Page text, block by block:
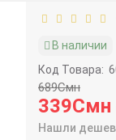
В наличии
Код Товара:
689Смн
339Смн
Нашли